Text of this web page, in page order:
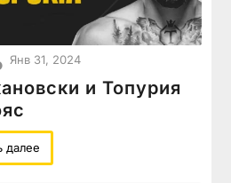
Янв 31, 2024
и Топурия
далее